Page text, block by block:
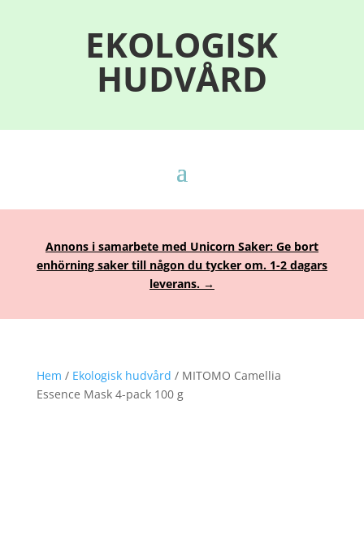
EKOLOGISK
HUDVÅRD
Annons i samarbete med Unicorn Saker: Ge bort
enhörning saker till någon du tycker om. 1-2 dagars
leverans. →
Hem / Ekologisk hudvård / MITOMO Camellia
Essence Mask 4-pack 100 g